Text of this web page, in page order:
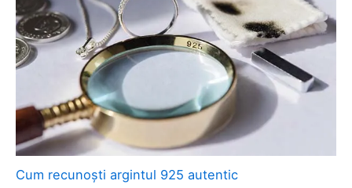
Cum recunoști argintul 925 autentic